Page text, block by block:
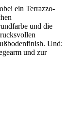
ein Terrazzo-
und die
Und:
und zur